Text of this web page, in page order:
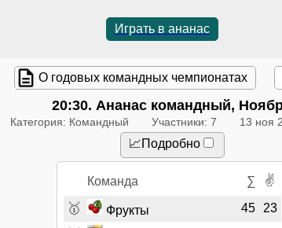
Играть в ананас
О годовых командных чемпионатах
20:30. Ананас командный,
Категория: Командный Участники: 7 13 ноя
📈Подробно
Команда ∑ ✌
🥇 Фрукты 45 23